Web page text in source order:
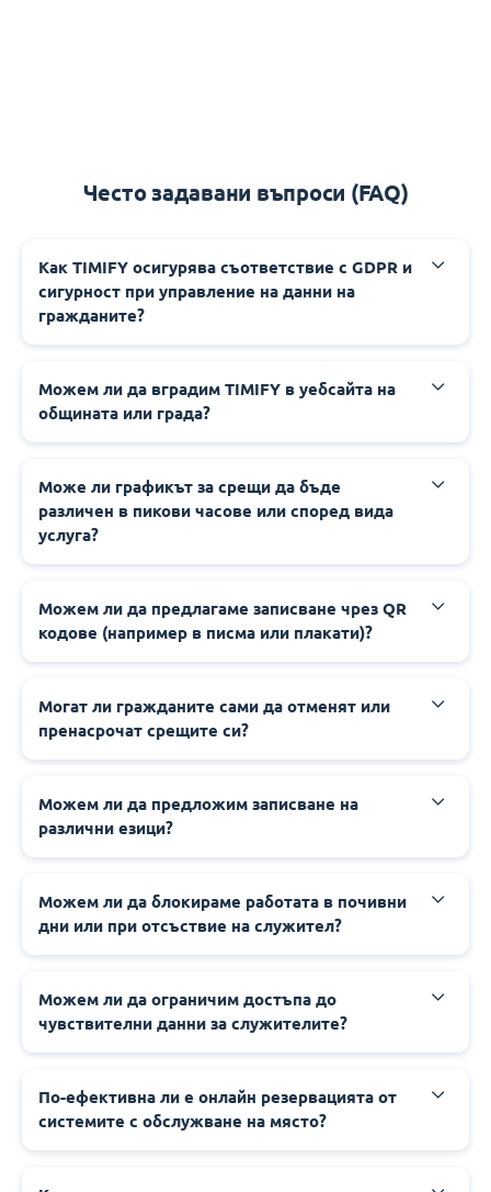
Често задавани въпроси (FAQ)
‍‍Как TIMIFY осигурява съответствие с GDPR и
сигурност при управление на данни на
гражданите?
‍‍Можем ли да вградим TIMIFY в уебсайта на
общината или града?
‍‍Може ли графикът за срещи да бъде
различен в пикови часове или според вида
услуга?
‍‍Можем ли да предлагаме записване чрез QR
кодове (например в писма или плакати)?
‍‍Могат ли гражданите сами да отменят или
пренасрочат срещите си?
‍‍Можем ли да предложим записване на
различни езици?
‍‍Можем ли да блокираме работата в почивни
дни или при отсъствие на служител?
‍‍Можем ли да ограничим достъпа до
чувствителни данни за служителите?
‍‍По-ефективна ли е онлайн резервацията от
системите с обслужване на място?